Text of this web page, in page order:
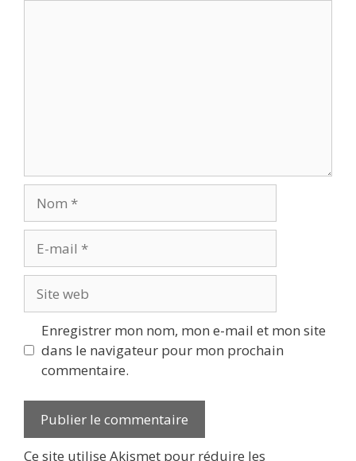
mail
web
Enregistrer mon nom, mon e-mail et mon site
dans le navigateur pour mon prochain
commentaire.
Ce site utilise Akismet pour réduire les